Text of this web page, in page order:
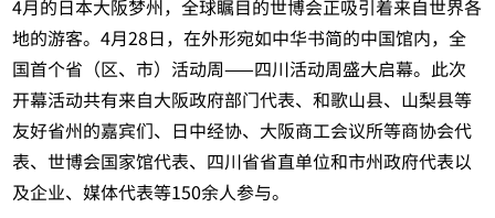
地的游客。4月28日，在外形宛如中华书简的中国馆内，全
国首个省（区、市）活动周——四川活动周盛大启幕。此次
开幕活动共有来自大阪政府部门代表、和歌山县、山梨县等
友好省州的嘉宾们、日中经协、大阪商工会议所等商协会代
表、世博会国家馆代表、四川省省直单位和市州政府代表以
及企业、媒体代表等150余人参与。